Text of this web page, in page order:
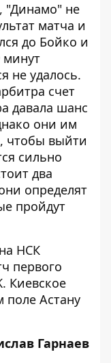
"Динамо" не
матча и
до Бойко и
минут
не удалось.
счет
давала шанс
они им
чтобы выйти
сильно
два
определят
пройдут
НСК
первого
. Киевское
Астану
Гарнаев